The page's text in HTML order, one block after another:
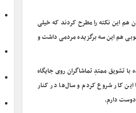
هم این نکته را مطرح کردند که خیلی
هم این سه برگزیده مردمی داشت و
تشویق ممتدِ تماشاگران روی جایگاه
کار شروع کردم و سال‌ها در کنار
دوست دارم.